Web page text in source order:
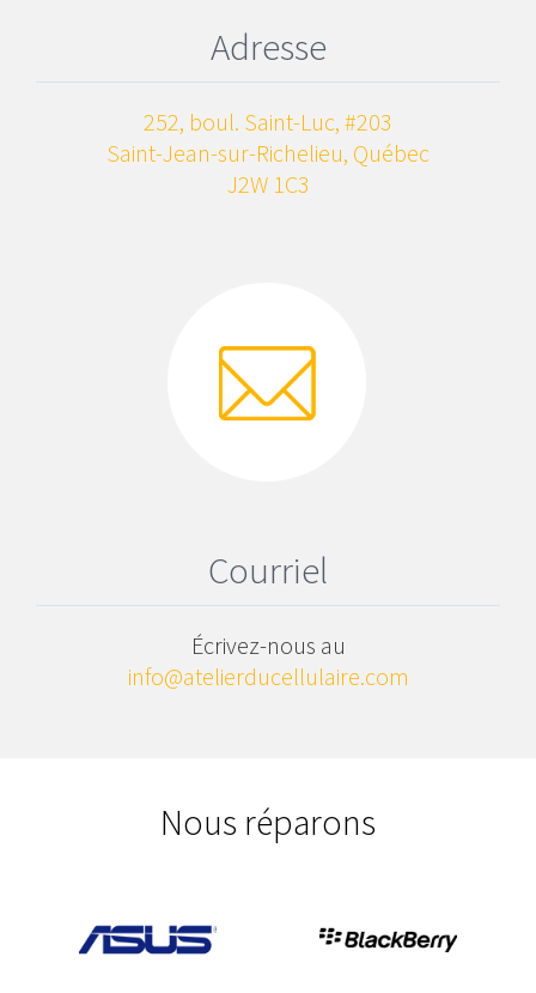
Adresse
252, boul. Saint-Luc, #203
Saint-Jean-sur-Richelieu, Québec
J2W 1C3
Courriel
Écrivez-nous au
info@atelierducellulaire.com
Nous réparons